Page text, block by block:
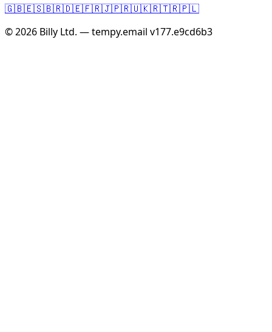
🇬🇧🇪🇸🇧🇷🇩🇪🇫🇷🇯🇵🇷🇺🇰🇷🇹🇷🇵🇱
© 2026 Billy Ltd. — tempy.email v177.e9cd6b3